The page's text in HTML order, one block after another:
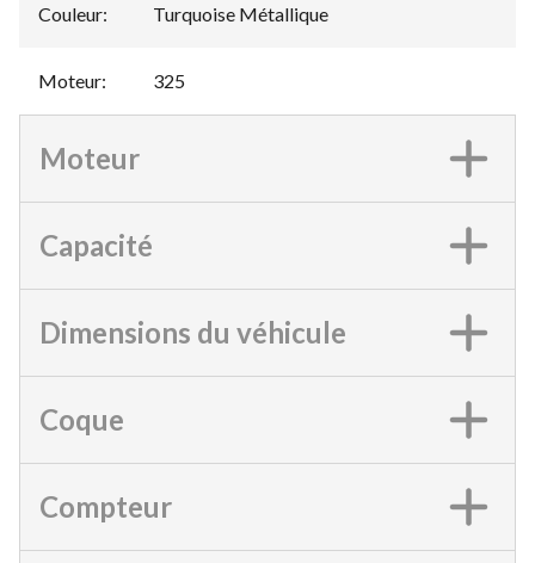
Couleur: Turquoise Métallique
Moteur: 325
Moteur
Capacité
Dimensions du véhicule
Coque
Compteur